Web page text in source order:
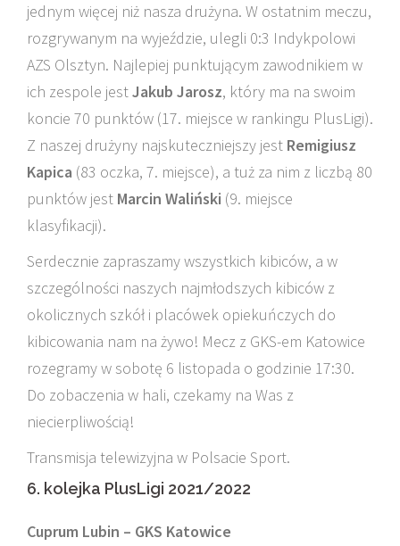
jednym więcej niż nasza drużyna. W ostatnim meczu,
rozgrywanym na wyjeździe, ulegli 0:3 Indykpolowi
AZS Olsztyn. Najlepiej punktującym zawodnikiem w
ich zespole jestJakub Jarosz, który ma na swoim
koncie 70 punktów (17. miejsce w rankingu PlusLigi).
Z naszej drużyny najskuteczniejszy jest Remigiusz
Kapica (83 oczka, 7. miejsce), a tuż za nim z liczbą 80
punktów jest Marcin Waliński (9. miejsce
klasyfikacji).
Serdecznie zapraszamy wszystkich kibiców, a w
szczególności naszych najmłodszych kibiców z
okolicznych szkół i placówek opiekuńczych do
kibicowania nam na żywo! Mecz z GKS-em Katowice
rozegramy w sobotę 6 listopada o godzinie 17:30.
Do zobaczenia w hali, czekamy na Was z
niecierpliwością!
Transmisja telewizyjna w Polsacie Sport.
6. kolejka PlusLigi 2021/2022
Cuprum Lubin – GKS Katowice